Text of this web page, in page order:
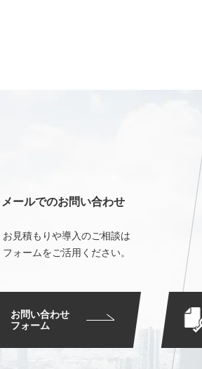
メールでのお問い合わせ
お見積もりや導入のご相談は
フォームをご活用ください。
お問い合わせ
フォーム